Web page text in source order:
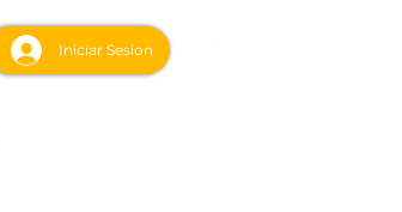
Iniciar Sesion